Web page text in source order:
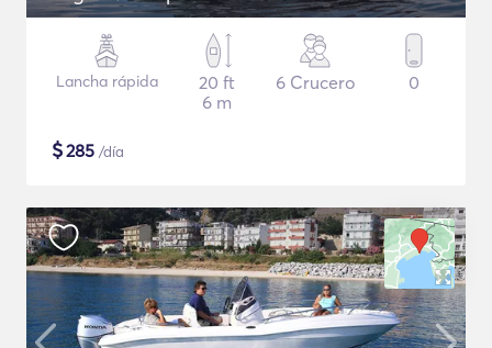
Lancha rápida
20 ft
6 m
6 Crucero 0
$285 /día